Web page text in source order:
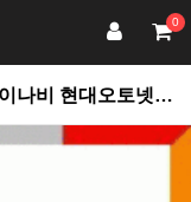
0
넷폰터스 > 공구/자동차